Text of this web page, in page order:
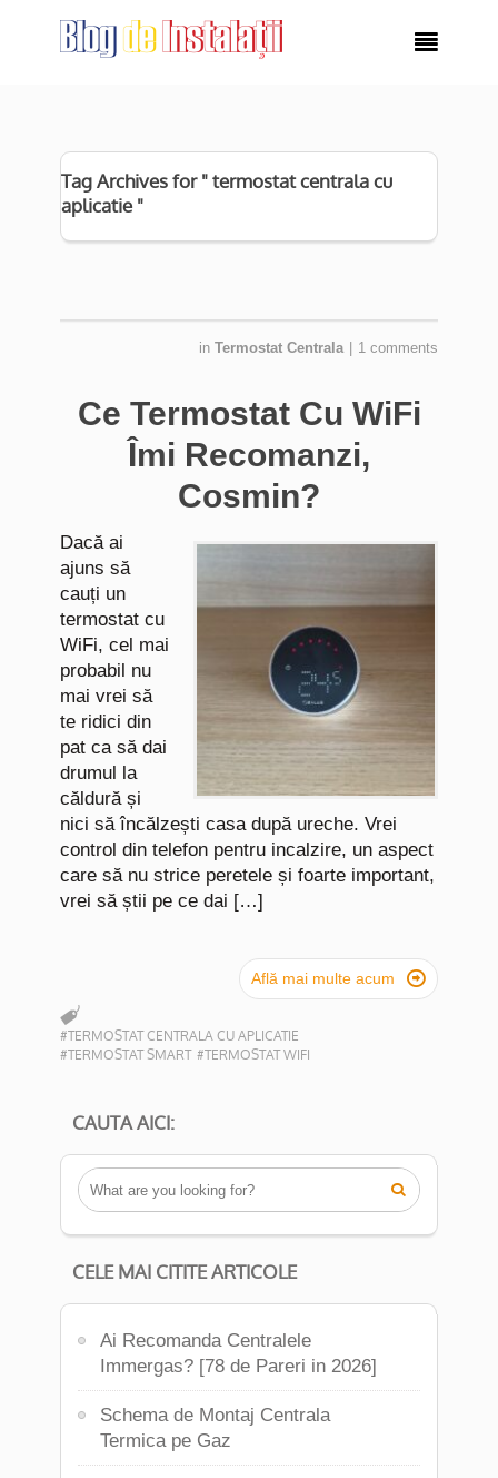

Tag Archives for " termostat centrala cu
aplicatie "
in Termostat Centrala 1 comments
Ce Termostat Cu WiFi
Îmi Recomanzi,
Cosmin?
Dacă ai
ajuns să
cauți un
termostat cu
WiFi, cel mai
probabil nu
mai vrei să
te ridici din
pat ca să dai
drumul la
căldură și
nici să încălzești casa după ureche. Vrei
control din telefon pentru incalzire, un aspect
care să nu strice peretele și foarte important,
vrei să știi pe ce dai […]
Află mai multe acum 
#TERMOSTAT CENTRALA CU APLICATIE
#TERMOSTAT SMART #TERMOSTAT WIFI
CAUTA AICI:

CELE MAI CITITE ARTICOLE
Ai Recomanda Centralele
Immergas? [78 de Pareri in 2026]
Schema de Montaj Centrala
Termica pe Gaz